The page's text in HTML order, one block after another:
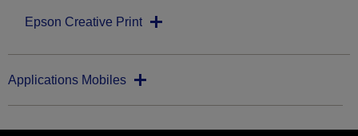
Epson Creative Print
Applications Mobiles